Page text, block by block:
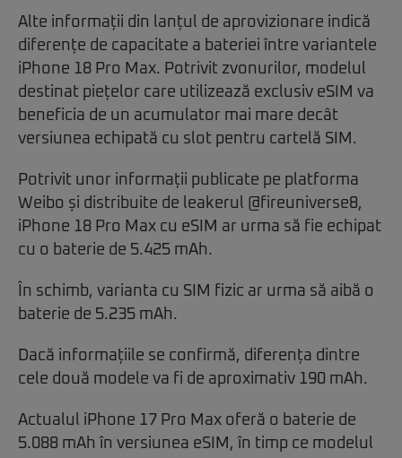
Alte informații din lanțul de aprovizionare indică
diferențe de capacitate a bateriei între variantele
iPhone 18 Pro Max. Potrivit zvonurilor, modelul
destinat piețelor care utilizează exclusiv eSIM va
beneficia de un acumulator mai mare decât
versiunea echipată cu slot pentru cartelă SIM.
Potrivit unor informații publicate pe platforma
Weibo și distribuite de leakerul @fireuniverse8,
iPhone 18 Pro Max cu eSIM ar urma să fie echipat
cu o baterie de 5.425 mAh.
În schimb, varianta cu SIM fizic ar urma să aibă o
baterie de 5.235 mAh.
Dacă informațiile se confirmă, diferența dintre
cele două modele va fi de aproximativ 190 mAh.
Actualul iPhone 17 Pro Max oferă o baterie de
5.088 mAh în versiunea eSIM, în timp ce modelul